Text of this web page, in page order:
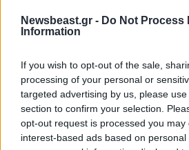
Newsbeast.gr - Do Not Process
Information
If you wish to opt-out of the sale,
processing of your personal or
targeted advertising by us, please
section to confirm your selection.
opt-out request is processed you may
interest-based ads based on
Με τη
γίνεται η
απόδραση